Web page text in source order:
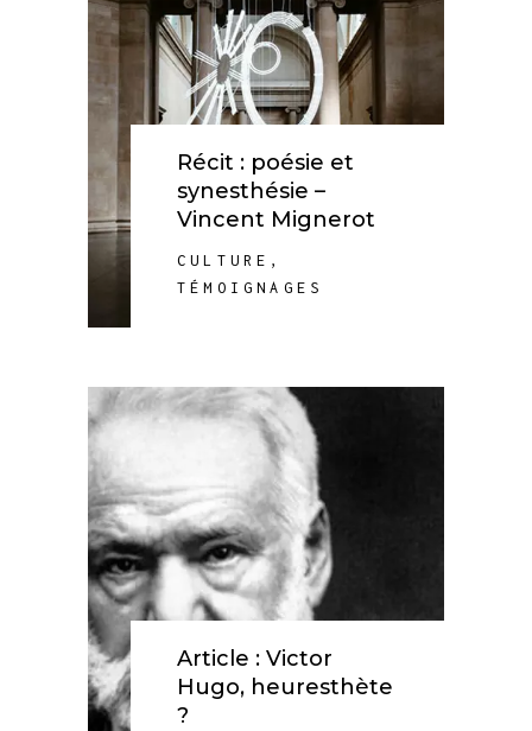
Récit : poésie et
synesthésie –
Vincent Mignerot
CULTURE ,
TÉMOIGNAGES
Article : Victor
Hugo, heuresthète
?